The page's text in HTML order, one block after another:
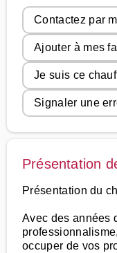
Contactez par
Ajouter à mes
Je suis ce
Signaler une
Présentation
Présentation du
Avec des années
occuper de vos